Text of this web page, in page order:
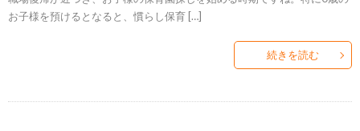
お子様を預けるとなると、慣らし保育 […]
続きを読む